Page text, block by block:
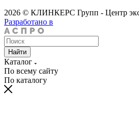
2026 © КЛИНКЕРС Групп - Центр
Разработано в
Найти
Каталог
По всему сайту
По каталогу